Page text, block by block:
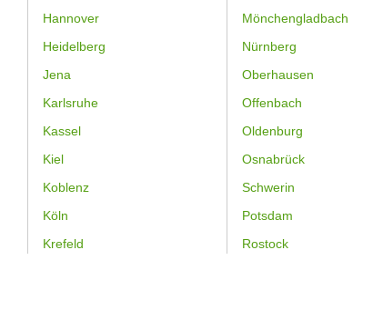
Hannover
Heidelberg
Jena
Karlsruhe
Kassel
Kiel
Koblenz
Köln
Krefeld
Mönchengladbach
Nürnberg
Oberhausen
Offenbach
Oldenburg
Osnabrück
Schwerin
Potsdam
Rostock